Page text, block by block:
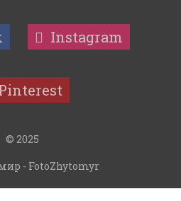
Instagram
© 2025
- FotoZhytomyr